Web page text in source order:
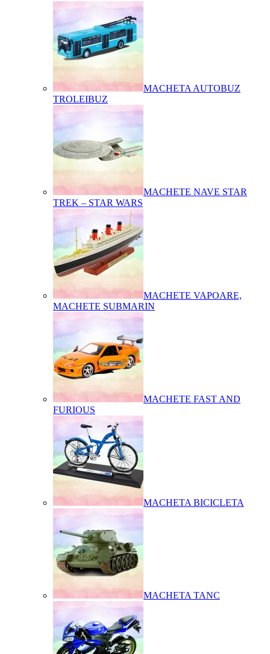
MACHETA AUTOBUZ
TROLEIBUZ
MACHETE NAVE STAR
TREK – STAR WARS
MACHETE VAPOARE,
MACHETE SUBMARIN
MACHETE FAST AND
FURIOUS
MACHETA BICICLETA
MACHETA TANC